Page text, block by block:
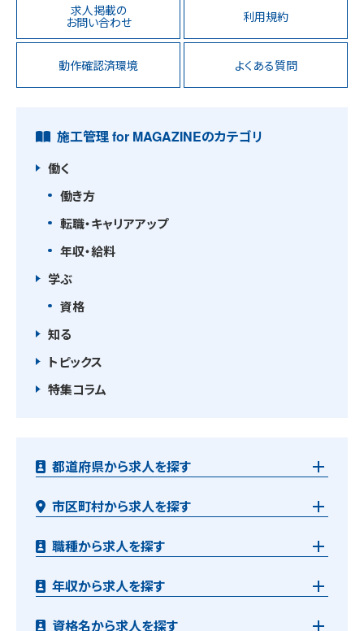
求人掲載の
お問い合わせ 利用規約
動作確認済環境 よくある質問
施工管理 for MAGAZINEのカテゴリ
働く
働き方
転職・キャリアアップ
年収・給料
学ぶ
資格
知る
トピックス
特集コラム
都道府県から求人を探す
市区町村から求人を探す
職種から求人を探す
年収から求人を探す
資格名から求人を探す